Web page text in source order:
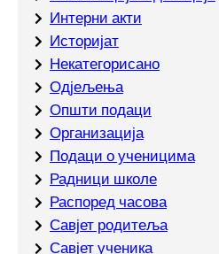
Интерни акти
Историјат
Некатегорисано
Одјељења
Општи подаци
Организација
Подаци о ученицима
Радници школе
Распоред часова
Савјет родитеља
Савјет ученика